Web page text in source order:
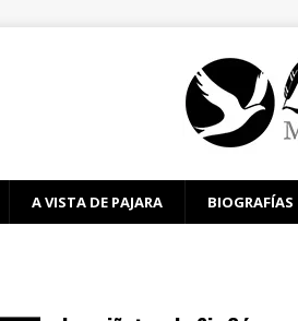
A VISTA DE PAJARA BIOGRAFÍAS